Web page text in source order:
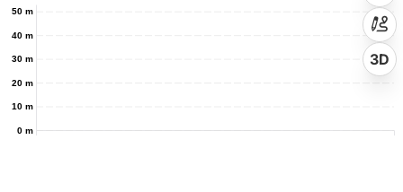
0 m
10 m
20 m
30 m
40 m
50 m
3D